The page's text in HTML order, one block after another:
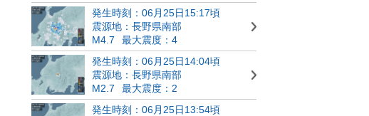
発生時刻：06月25日15:17頃
震源地：長野県南部
M4.7
最大震度：4
発生時刻：06月25日14:04頃
震源地：長野県南部
M2.7
最大震度：2
発生時刻：06月25日13:54頃